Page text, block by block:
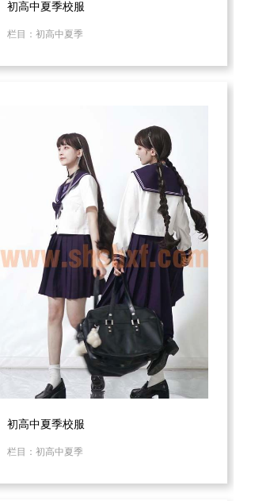
初高中夏季校服
栏目：初高中夏季
初高中夏季校服
栏目：初高中夏季